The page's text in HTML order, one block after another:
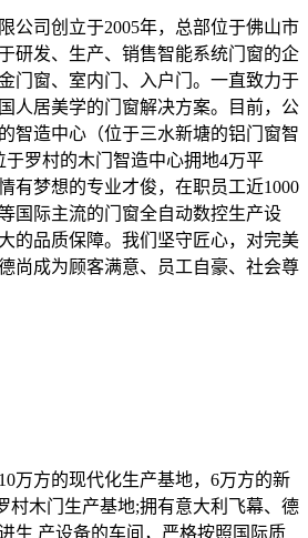
公司创立于2005年，总部位于佛山市
研发、生产、销售智能系统门窗的企
门窗、室内门、入户门。一直致力于
人居美学的门窗解决方案。目前，公
智造中心（位于三水新塘的铝门窗智
罗村的木门智造中心拥地4万平
有梦想的专业才俊，在职员工近1000
国际主流的门窗全自动数控生产设
的品质保障。我们坚守匠心，对完美
尚成为顾客满意、员工自豪、社会尊
万方的现代化生产基地，6万方的新
村木门生产基地;拥有意大利飞幕、德
生 产设备的车间，严格按照国际质